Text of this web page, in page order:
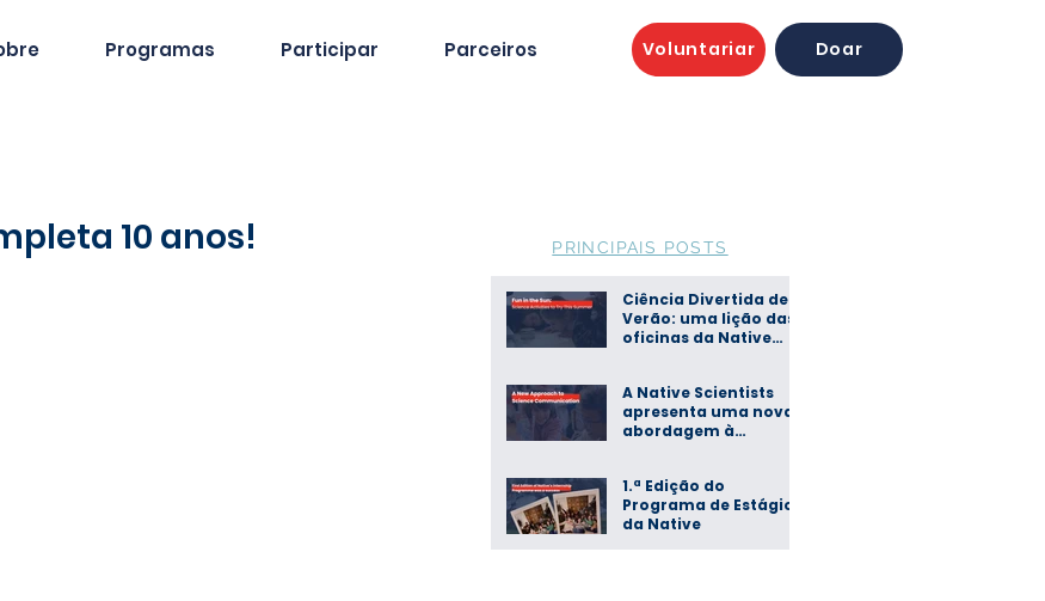
Programas Participar Parceiros Voluntariar Doar
10 anos! PRINCIPAIS POSTS
Ciência Divertida de
Verão: uma lição das
oficinas da Native
A Native Scientists
apresenta uma nova
abordagem à
1.ª Edição do
Programa de Estágios
da Native